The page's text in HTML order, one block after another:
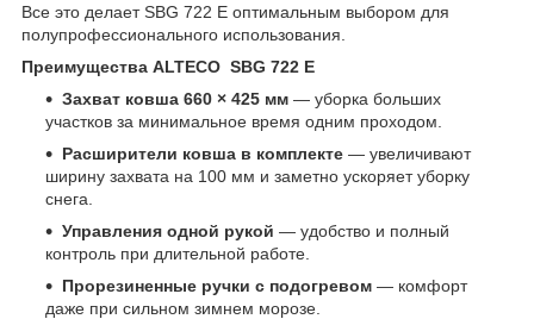
Все это делает SBG 722 E оптимальным выбором для
полупрофессионального использования.
Преимущества ALTECO SBG 722 E
Захват ковша 660 × 425 мм — уборка больших
участков за минимальное время одним проходом.
Расширители ковша в комплекте — увеличивают
ширину захвата на 100 мм и заметно ускоряет уборку
снега.
Управления одной рукой — удобство и полный
контроль при длительной работе.
Прорезиненные ручки с подогревом — комфорт
даже при сильном зимнем морозе.